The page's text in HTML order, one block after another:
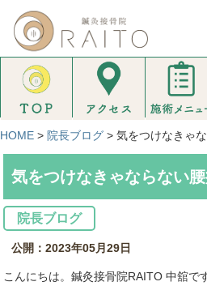
HOME > 院長ブログ > 気をつけなきゃ
気をつけなきゃならない
院長ブログ
公開：2023年05月29日
こんにちは。鍼灸接骨院RAITO 中舘で